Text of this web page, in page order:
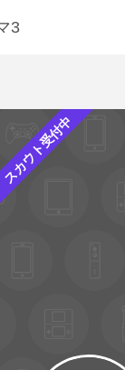
スカウト受付中